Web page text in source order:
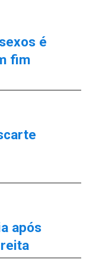
é
fim
após